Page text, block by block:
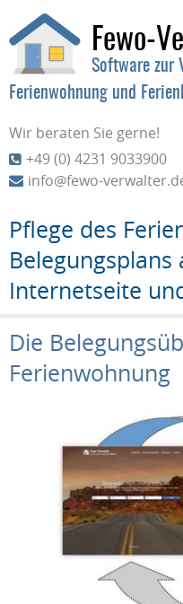
Fewo-
Software zur
Ferienwohnung und
Wir beraten Sie gerne!
+49 (0) 4231 9033900
info@fewo-
Pflege des
Belegungsplans
Internetseite
Die
Ferienwohnung